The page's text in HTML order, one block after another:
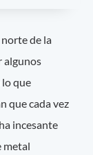
de la
algunos
lo que
que cada vez
incesante
metal